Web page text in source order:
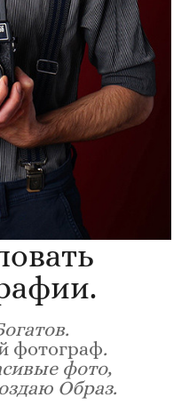
фотограф.
фото,
Образ.